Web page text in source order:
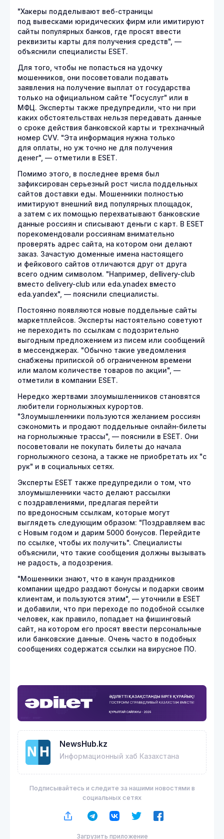
"Хакеры подделывают веб-страницы
под вывесками юридических фирм или имитируют
сайты популярных банков, где просят ввести
реквизиты карты для получения средств", —
объяснили специалисты ESET.
Для того, чтобы не попасться на удочку
мошенников, они посоветовали подавать
заявления на получение выплат от государства
только на официальном сайте "Госуслуг" или в
МФЦ. Эксперты также предупредили, что ни при
каких обстоятельствах нельзя передавать данные
о сроке действия банковской карты и трехзначный
номер CVV. "Эта информация нужна только
для оплаты, но уж точно не для получения
денег", — отметили в ESET.
Помимо этого, в последнее время был
зафиксирован серьезный рост числа поддельных
сайтов доставки еды. Мошенники полностью
имитируют внешний вид популярных площадок,
а затем с их помощью перехватывают банковские
данные россиян и списывают деньги с карт. В ESET
порекомендовали россиянам внимательно
проверять адрес сайта, на котором они делают
заказ. Зачастую доменные имена настоящего
и фейкового сайтов отличаются друг от друга
всего одним символом. "Например, dellivery-club
вместо delivery-club или eda.ynadex вместо
eda.yandex", — пояснили специалисты.
Постоянно появляются новые поддельные сайты
маркетплейсов. Эксперты настоятельно советуют
не переходить по ссылкам с подозрительно
выгодным предложением из писем или сообщений
в мессенджерах. "Обычно такие уведомления
снабжены припиской об ограниченном времени
или малом количестве товаров по акции", —
отметили в компании ESET.
Нередко жертвами злоумышленников становятся
любители горнолыжных курортов.
"Злоумышленники пользуются желанием россиян
сэкономить и продают поддельные онлайн-билеты
на горнолыжные трассы", — пояснили в ESET. Они
посоветовали не покупать билеты до начала
горнолыжного сезона, а также не приобретать их "с
рук" и в социальных сетях.
Эксперты ESET также предупредили о том, что
злоумышленники часто делают рассылки
с поздравлениями, предлагая перейти
по вредоносным ссылкам, которые могут
выглядеть следующим образом: "Поздравляем вас
с Новым годом и дарим 5000 бонусов. Перейдите
по ссылке, чтобы их получить". Специалисты
объяснили, что такие сообщения должны вызывать
не радость, а подозрения.
"Мошенники знают, что в канун праздников
компании щедро раздают бонусы и подарки своим
клиентам, и пользуются этим", — уточнили в ESET
и добавили, что при переходе по подобной ссылке
человек, как правило, попадает на фишинговый
сайт, на котором его просят ввести персональные
или банковские данные. Очень часто в подобных
сообщениях содержатся ссылки на вирусное ПО.
NewsHub.kz
Информационный хаб Казахстана
Подписывайтесь и следите за нашими новостями в
социальных сетях
Загрузить приложение